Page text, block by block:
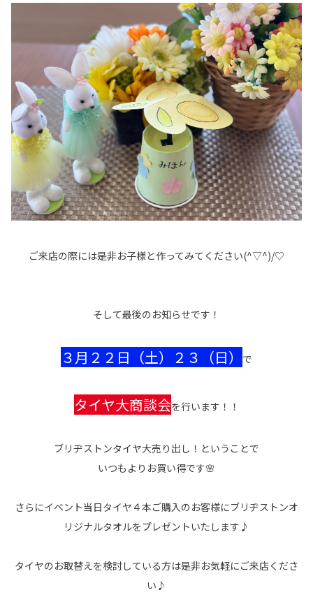
ご来店の際には是非お子様と作ってみてください(^▽^)/♡
そして最後のお知らせです！
３月２２日（土）２３（日） で
タイヤ大商談会を行います！！
ブリヂストンタイヤ大売り出し！ということで
いつもよりお買い得です🌸
さらにイベント当日タイヤ４本ご購入のお客様にブリヂストンオ
リジナルタオルをプレゼントいたします♪
タイヤのお取替えを検討している方は是非お気軽にご来店くださ
い♪